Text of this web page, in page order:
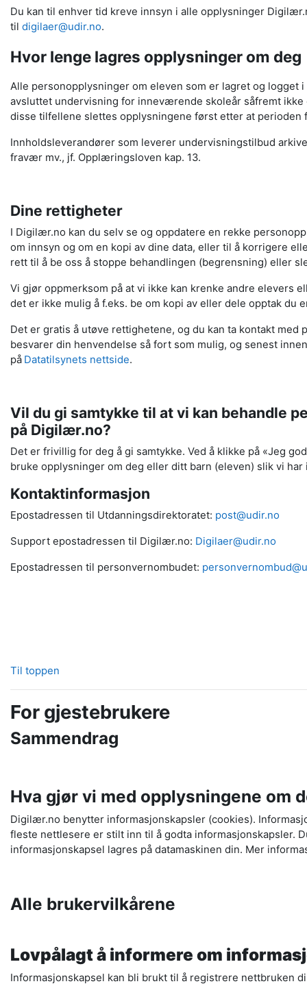
Du kan til enhver tid kreve innsyn i alle opplysninger
til digilaer@udir.no.
Hvor lenge lagres opplysninger om deg
Alle personopplysninger om eleven som er lagret og
avsluttet undervisning for inneværende skoleår såfremt
disse tilfellene slettes opplysningene først etter at
Innholdsleverandører som leverer undervisningstilbud
fravær mv., jf. Opplæringsloven kap. 13.
Dine rettigheter
I Digilær.no kan du selv se og oppdatere en rekke
om innsyn og om en kopi av dine data, eller til å korrigere
rett til å be oss å stoppe behandlingen (begrensning) eller
Vi gjør oppmerksom på at vi ikke kan krenke andre
det er ikke mulig å f.eks. be om kopi av eller dele opptak du
Det er gratis å utøve rettighetene, og du kan ta kontakt med
besvarer din henvendelse så fort som mulig, og senest
på Datatilsynets nettside.
Vil du gi samtykke til at vi kan behandle
på Digilær.no?
Det er frivillig for deg å gi samtykke. Ved å klikke på «Jeg
bruke opplysninger om deg eller ditt barn (eleven) slik vi
Kontaktinformasjon
Epostadressen til Utdanningsdirektoratet: post@udir.no
Support epostadressen til Digilær.no: Digilaer@udir.no
Epostadressen til personvernombudet:
Til toppen
For gjestebrukere
Sammendrag
Hva gjør vi med opplysningene om
Digilær.no benytter informasjonskapsler (cookies).
fleste nettlesere er stilt inn til å godta informasjonskapsler.
informasjonskapsel lagres på datamaskinen din. Mer
Alle brukervilkårene
Lovpålagt å informere om
Informasjonskapsel kan bli brukt til å registrere nettbruken